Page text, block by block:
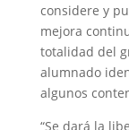
considere y
mejora
totalidad del
alumnado
algunos
“Se dará la